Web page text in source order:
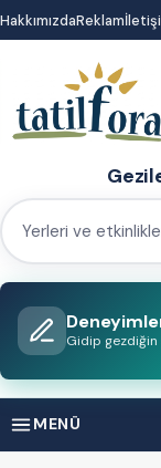
İçeriğe
atla
HakkımızdaReklam
Yerleri
etkinlikleri
bulun
Gidip gezdiğin
MENÜ